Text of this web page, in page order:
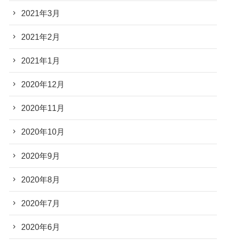
2021年3月
2021年2月
2021年1月
2020年12月
2020年11月
2020年10月
2020年9月
2020年8月
2020年7月
2020年6月